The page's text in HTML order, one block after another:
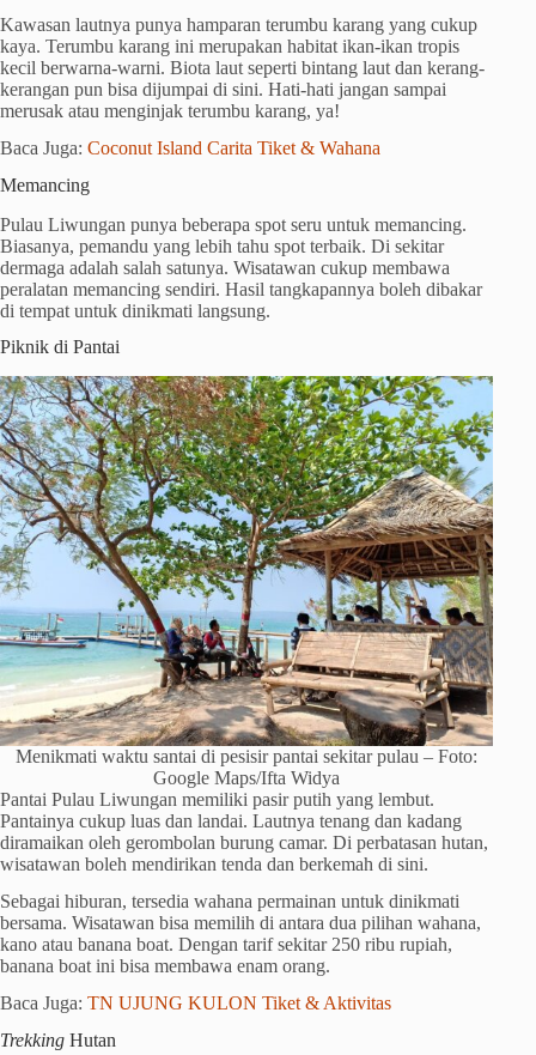
Kawasan lautnya punya hamparan terumbu karang yang cukup
kaya. Terumbu karang ini merupakan habitat ikan-ikan tropis
kecil berwarna-warni. Biota laut seperti bintang laut dan kerang-
kerangan pun bisa dijumpai di sini. Hati-hati jangan sampai
merusak atau menginjak terumbu karang, ya!
Baca Juga: Coconut Island Carita Tiket & Wahana
Memancing
Pulau Liwungan punya beberapa spot seru untuk memancing.
Biasanya, pemandu yang lebih tahu spot terbaik. Di sekitar
dermaga adalah salah satunya. Wisatawan cukup membawa
peralatan memancing sendiri. Hasil tangkapannya boleh dibakar
di tempat untuk dinikmati langsung.
Piknik di Pantai
Menikmati waktu santai di pesisir pantai sekitar pulau – Foto:
Google Maps/Ifta Widya
Pantai Pulau Liwungan memiliki pasir putih yang lembut.
Pantainya cukup luas dan landai. Lautnya tenang dan kadang
diramaikan oleh gerombolan burung camar. Di perbatasan hutan,
wisatawan boleh mendirikan tenda dan berkemah di sini.
Sebagai hiburan, tersedia wahana permainan untuk dinikmati
bersama. Wisatawan bisa memilih di antara dua pilihan wahana,
kano atau banana boat. Dengan tarif sekitar 250 ribu rupiah,
banana boat ini bisa membawa enam orang.
Baca Juga: TN UJUNG KULON Tiket & Aktivitas
Trekking Hutan